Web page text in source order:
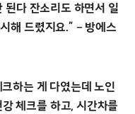
된다 잔소리도 하면서 일
해 드렸지요.” – 방에스
하는 게 다였는데 노인
체크를 하고, 시간차를